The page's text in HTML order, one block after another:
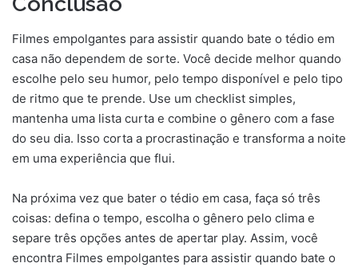
Filmes empolgantes para assistir quando bate o tédio em
casa não dependem de sorte. Você decide melhor quando
escolhe pelo seu humor, pelo tempo disponível e pelo tipo
de ritmo que te prende. Use um checklist simples,
mantenha uma lista curta e combine o gênero com a fase
do seu dia. Isso corta a procrastinação e transforma a noite
em uma experiência que flui.
Na próxima vez que bater o tédio em casa, faça só três
coisas: defina o tempo, escolha o gênero pelo clima e
separe três opções antes de apertar play. Assim, você
encontra Filmes empolgantes para assistir quando bate o